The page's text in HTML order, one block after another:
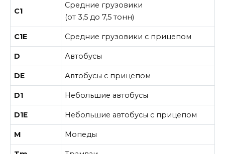
С1
Средние грузовики
(от 3,5 до 7,5 тонн)
С1E Средние грузовики с прицепом
D Автобусы
DE Автобусы с прицепом
D1 Небольшие автобусы
D1E Небольшие автобусы с прицепом
М Мопеды